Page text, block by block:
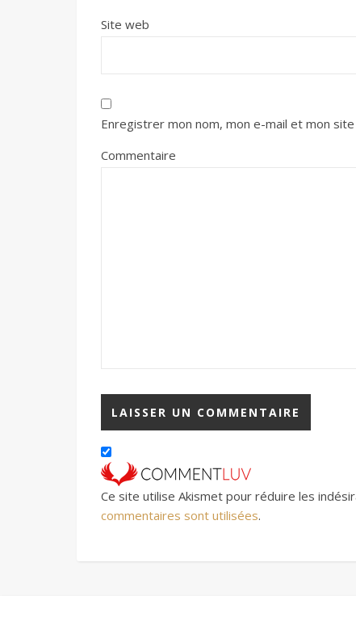
Site web
Enregistrer mon nom, mon e-mail et mon
Commentaire
Ce site utilise Akismet pour réduire les
commentaires sont utilisées.